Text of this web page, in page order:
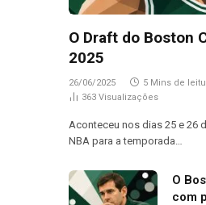
O Draft do Boston
2025
26/06/2025
5 Mins de
363 Visualizações
Aconteceu nos dias 25 e 26
NBA para a temporada…
O
com